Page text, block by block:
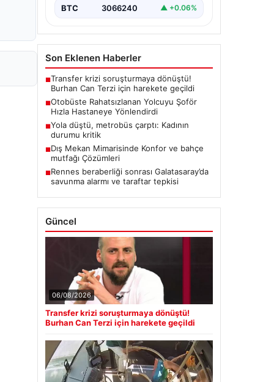
BTC 3066240 ▲ +0.06%
Son Eklenen Haberler
■Transfer krizi soruşturmaya dönüştü!
Burhan Can Terzi için harekete geçildi
■Otobüste Rahatsızlanan Yolcuyu Şoför
Hızla Hastaneye Yönlendirdi
■Yola düştü, metrobüs çarptı: Kadının
durumu kritik
■Dış Mekan Mimarisinde Konfor ve bahçe
mutfağı Çözümleri
■Rennes beraberliği sonrası Galatasaray’da
savunma alarmı ve taraftar tepkisi
Güncel
06/08/2026
Transfer krizi soruşturmaya dönüştü!
Burhan Can Terzi için harekete geçildi